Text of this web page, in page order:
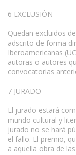
6 EXCLUSIÓN
Quedan excluidos
adscrito de forma
Iberoamericanas
autoras o autores
convocatorias
7 JURADO
El jurado estará
mundo cultural y
jurado no se hará
el fallo. El premio,
a aquella obra de